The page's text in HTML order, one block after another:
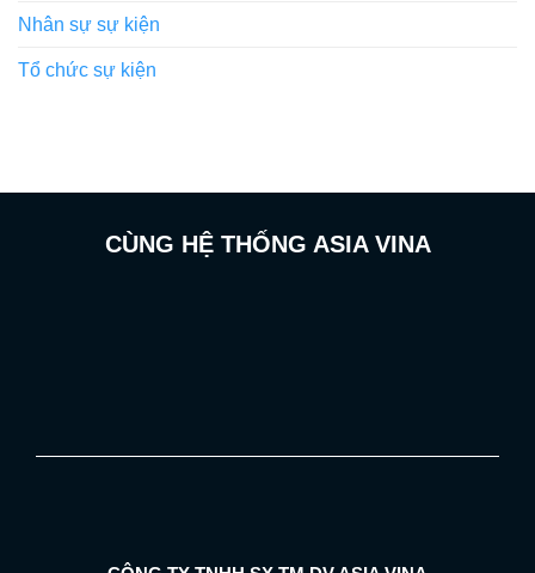
Nhân sự sự kiện
Tổ chức sự kiện
CÙNG HỆ THỐNG ASIA VINA